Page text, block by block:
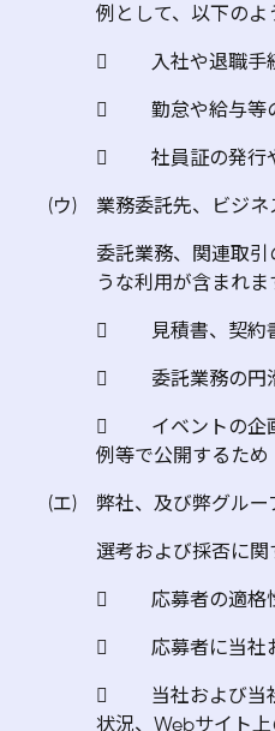
例として、以下の
 入社や退職手続
 勤怠や給与等の
 社員証の発行や
(ウ) 業務委託先、ビジネ
委託業務、関連取
うな利用が含まれま
 見積書、契約書
 委託業務の円滑
 イベントの企画
例等で公開するため
(エ) 弊社、及び弊グルー
選考および採否に
 応募者の適格性
 応募者に当社お
 当社および当社
状況、Webサイト